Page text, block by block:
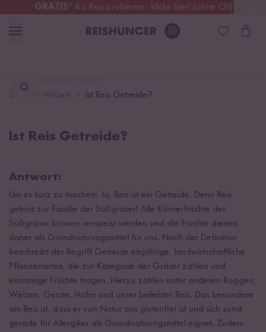
GRATIS* 4 x Reis probieren - klicke hier! (ohne CH)
Deutschland Kostenloser Versand
finden ...
Ist Reis Getreide?
Ist Reis Getreide?
Antwort:
Um es kurz zu machen: Ja, Reis ist ein Getreide. Denn Reis
gehört zur Familie der Süßgräser! Alle Körnerfrüchte der
Süßgräser können verspeist werden und die Früchte dienen
daher als Grundnahrungsmittel für uns. Nach der Definition
beschreibt der Begriff Getreide einjährige, landwirtschaftliche
Pflanzenarten, die zur Kategorie der Gräser zählen und
einsamige Früchte tragen. Hierzu zählen unter anderen Roggen,
Weizen, Gerste, Hafer und unser beliebter Reis. Das besondere
am Reis ist, dass er von Natur aus glutenfrei ist und sich somit
gerade für Allergiker als Grundnahrungsmittel eignet. Zudem